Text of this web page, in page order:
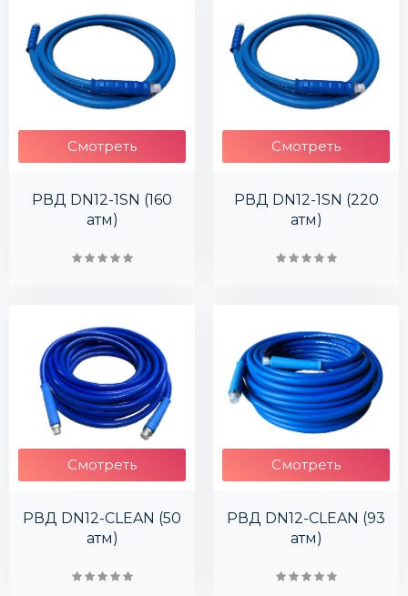
Смотреть
РВД DN12-1SN (160
атм)
Смотреть
РВД DN12-1SN (220
атм)
Смотреть
РВД DN12-CLEAN (50
атм)
Смотреть
РВД DN12-CLEAN (93
атм)